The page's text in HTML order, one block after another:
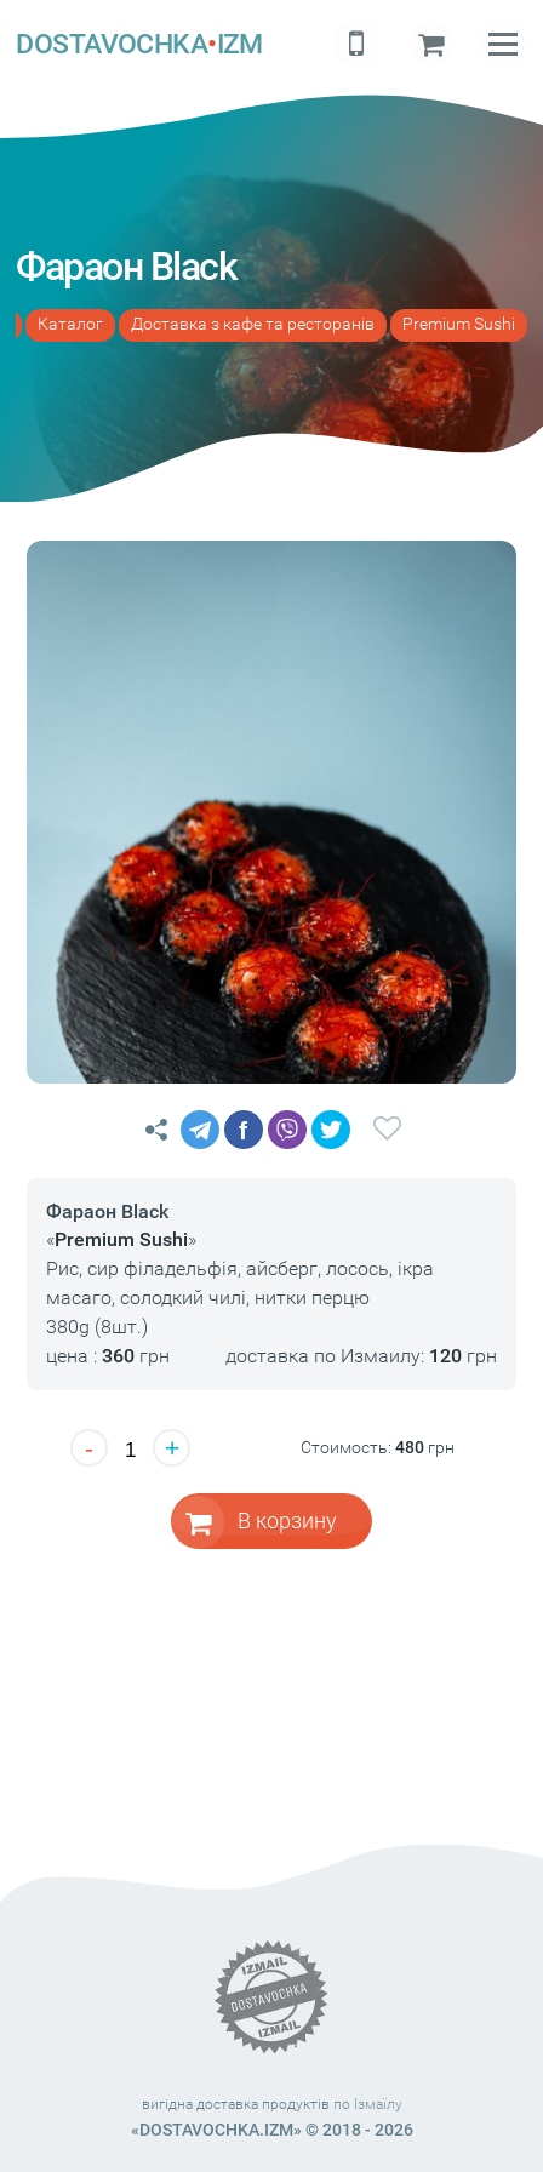
DOSTAVOCHKA•IZM
Фараон Black
Каталог Доставка з кафе та ресторанів Premium Sushi
f
Фараон Black
«Premium Sushi»
Рис, сир філадельфія, айсберг, лосось, ікра
масаго, солодкий чилі, нитки перцю
380g (8шт.)
цена : 360грн доставка по Измаилу: 120 грн
- + Стоимость:480 грн
В корзину
вигідна доставка продуктів по Ізмаїлу
«DOSTAVOCHKA.IZM» © 2018 - 2026